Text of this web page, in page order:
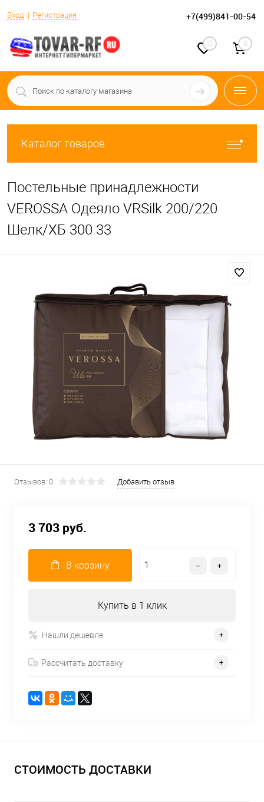
Вход Регистрация +7(499)841-00-54
0 0
Каталог товаров
Постельные принадлежности
VEROSSA Одеяло VRSilk 200/220
Шелк/ХБ 300 33
Отзывов: 0 Добавить отзыв
3 703 руб.
В корзину
Купить в 1 клик
Нашли дешевле
Рассчитать доставку
СТОИМОСТЬ ДОСТАВКИ